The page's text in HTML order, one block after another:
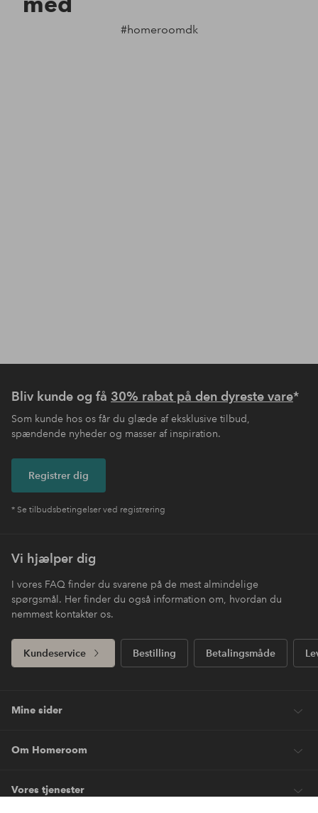
#homeroomdk
Bliv kunde og få 30% rabat på den dyreste vare*
Som kunde hos os får du glæde af eksklusive tilbud,
spændende nyheder og masser af inspiration.
Registrer dig
* Se tilbudsbetingelser ved registrering
Vi hjælper dig
I vores FAQ finder du svarene på de mest almindelige
spørgsmål. Her finder du også information om, hvordan du
nemmest kontakter os.
Kundeservice Bestilling Betalingsmåde
Mine sider
Om Homeroom
Vores tjenester